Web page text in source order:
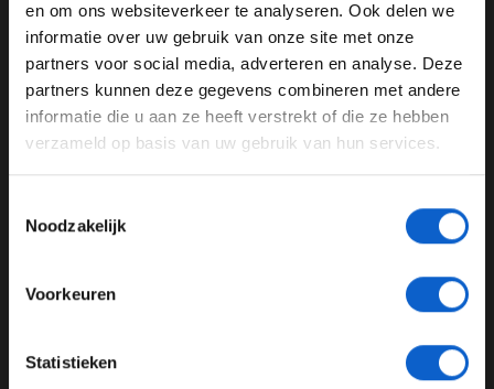
en om ons websiteverkeer te analyseren. Ook delen we
informatie over uw gebruik van onze site met onze
partners voor social media, adverteren en analyse. Deze
partners kunnen deze gegevens combineren met andere
informatie die u aan ze heeft verstrekt of die ze hebben
verzameld op basis van uw gebruik van hun services.
Noodzakelijk
Voorkeuren
Statistieken
Eindsprint
Tijdens het begin van de race gebeurde er nog niet veel.
hevige gevechten voor punten plaats. Deze gevechten
werden alleen maar spannender dankzij de
namelijk uit en hierdoor moest er een
de baan
op. Tijdens de herstart bevond Leclerc zich in een
start/finishstuk. ''Het was de strijd om de beste plek op
Ben je 24 jaar of ouder?
Pas je advertentie instellingen aan en klik hieronder om
door te gaan naar de website!
Advertentie instellingen